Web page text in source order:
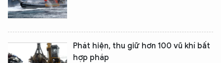
Phát hiện, thu giữ hơn 100 vũ khí bất
hợp pháp